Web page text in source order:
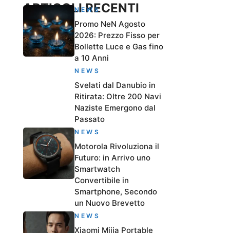
ARTICOLI RECENTI
NEWS
Promo NeN Agosto
2026: Prezzo Fisso per
Bollette Luce e Gas fino
a 10 Anni
NEWS
Svelati dal Danubio in
Ritirata: Oltre 200 Navi
Naziste Emergono dal
Passato
NEWS
Motorola Rivoluziona il
Futuro: in Arrivo uno
Smartwatch
Convertibile in
Smartphone, Secondo
un Nuovo Brevetto
NEWS
Xiaomi Mijia Portable